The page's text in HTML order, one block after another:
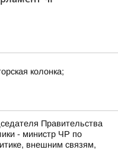
колонка;
Правительства
- министр ЧР по
внешним связям,